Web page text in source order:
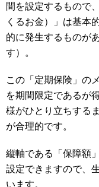
間を設定するもので
くるお金）」は基本
的に発生するものが
す）。
この「定期保険」の
を期間限定であるが
様がひとり立ちする
が合理的です。
縦軸である「保障額
設定できますので、
います。